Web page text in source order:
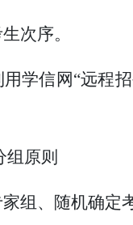
次序。
学信网“远程
组原则
组、随机确定